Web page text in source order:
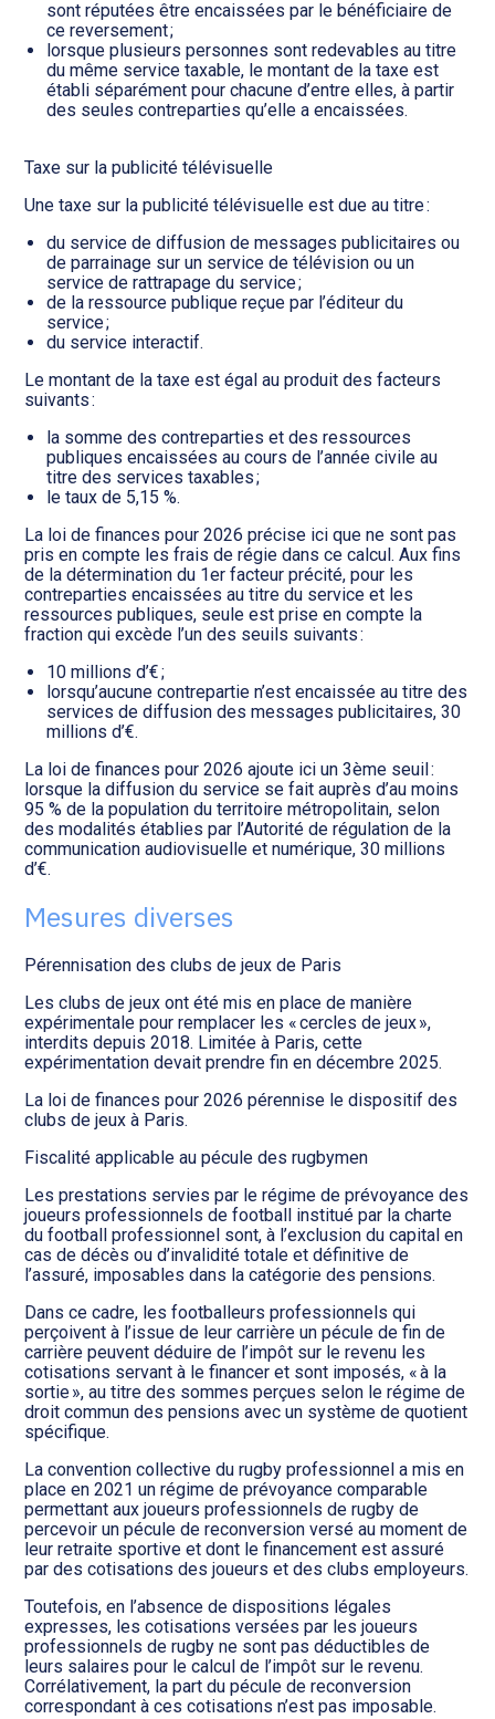
sont réputées être encaissées par le bénéficiaire de
ce reversement ;
lorsque plusieurs personnes sont redevables au titre
du même service taxable, le montant de la taxe est
établi séparément pour chacune d’entre elles, à partir
des seules contreparties qu’elle a encaissées.
Taxe sur la publicité télévisuelle
Une taxe sur la publicité télévisuelle est due au titre :
du service de diffusion de messages publicitaires ou
de parrainage sur un service de télévision ou un
service de rattrapage du service ;
de la ressource publique reçue par l’éditeur du
service ;
du service interactif.
Le montant de la taxe est égal au produit des facteurs
suivants :
la somme des contreparties et des ressources
publiques encaissées au cours de l’année civile au
titre des services taxables ;
le taux de 5,15 %.
La loi de finances pour 2026 précise ici que ne sont pas
pris en compte les frais de régie dans ce calcul. Aux fins
de la détermination du 1er facteur précité, pour les
contreparties encaissées au titre du service et les
ressources publiques, seule est prise en compte la
fraction qui excède l’un des seuils suivants :
10 millions d’€ ;
lorsqu’aucune contrepartie n’est encaissée au titre des
services de diffusion des messages publicitaires, 30
millions d’€.
La loi de finances pour 2026 ajoute ici un 3ème seuil :
lorsque la diffusion du service se fait auprès d’au moins
95 % de la population du territoire métropolitain, selon
des modalités établies par l’Autorité de régulation de la
communication audiovisuelle et numérique, 30 millions
d’€.
Mesures diverses
Pérennisation des clubs de jeux de Paris
Les clubs de jeux ont été mis en place de manière
expérimentale pour remplacer les « cercles de jeux »,
interdits depuis 2018. Limitée à Paris, cette
expérimentation devait prendre fin en décembre 2025.
La loi de finances pour 2026 pérennise le dispositif des
clubs de jeux à Paris.
Fiscalité applicable au pécule des rugbymen
Les prestations servies par le régime de prévoyance des
joueurs professionnels de football institué par la charte
du football professionnel sont, à l’exclusion du capital en
cas de décès ou d’invalidité totale et définitive de
l’assuré, imposables dans la catégorie des pensions.
Dans ce cadre, les footballeurs professionnels qui
perçoivent à l’issue de leur carrière un pécule de fin de
carrière peuvent déduire de l’impôt sur le revenu les
cotisations servant à le financer et sont imposés, « à la
sortie », au titre des sommes perçues selon le régime de
droit commun des pensions avec un système de quotient
spécifique.
La convention collective du rugby professionnel a mis en
place en 2021 un régime de prévoyance comparable
permettant aux joueurs professionnels de rugby de
percevoir un pécule de reconversion versé au moment de
leur retraite sportive et dont le financement est assuré
par des cotisations des joueurs et des clubs employeurs.
Toutefois, en l’absence de dispositions légales
expresses, les cotisations versées par les joueurs
professionnels de rugby ne sont pas déductibles de
leurs salaires pour le calcul de l’impôt sur le revenu.
Corrélativement, la part du pécule de reconversion
correspondant à ces cotisations n’est pas imposable.